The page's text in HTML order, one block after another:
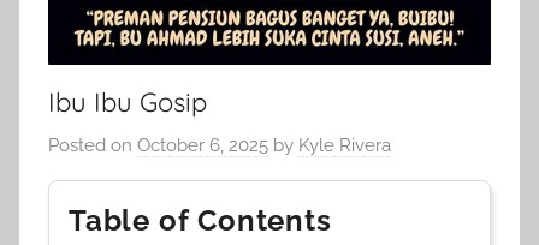
Ibu Ibu Gosip
Posted on October 6, 2025 by Kyle Rivera
Table of Contents